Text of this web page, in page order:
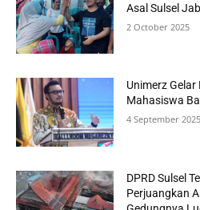
Asal Sulsel
2 October 2025
Unimerz
Mahasiswa
4 September 2025
DPRD Sulsel
Perjuangkan